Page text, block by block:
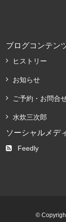
ブログコンテン
ヒストリー
お知らせ
ご予約・お問合
水炊三次郎
ソーシャルメデ
Feedly
©